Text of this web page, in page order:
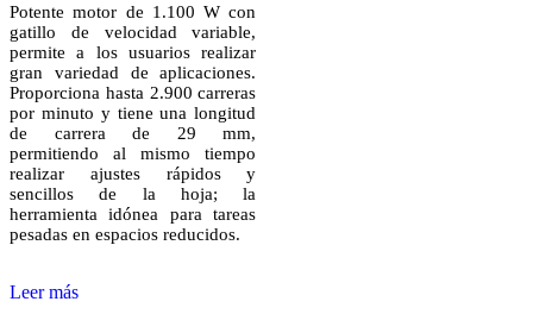
Potente motor de 1.100 W con
gatillo de velocidad variable,
permite a los usuarios realizar
gran variedad de aplicaciones.
Proporciona hasta 2.900 carreras
por minuto y tiene una longitud
de carrera de 29 mm,
permitiendo al mismo tiempo
realizar ajustes rápidos y
sencillos de la hoja; la
herramienta idónea para tareas
pesadas en espacios reducidos.
Leer más